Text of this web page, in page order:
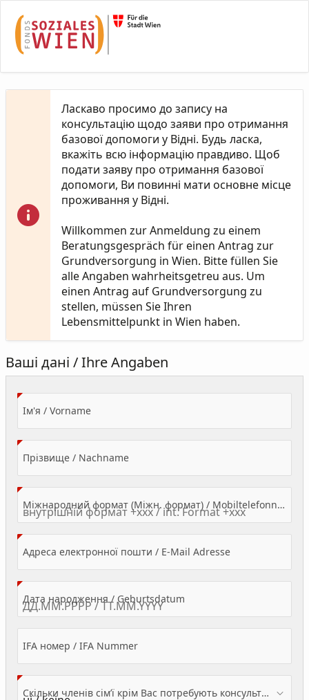
Ласкаво просимо до запису на
консультацію щодо заяви про отримання
базової допомоги у Відні. Будь ласка,
вкажіть всю інформацію правдиво. Щоб
подати заяву про отримання базової
допомоги, Ви повинні мати основне місце
проживання у Відні.
Willkommen zur Anmeldung zu einem
Beratungsgespräch für einen Antrag zur
Grundversorgung in Wien. Bitte füllen Sie
alle Angaben wahrheitsgetreu aus. Um
einen Antrag auf Grundversorgung zu
stellen, müssen Sie Ihren
Lebensmittelpunkt in Wien haben.
Ваші дані / Ihre Angaben
Ім'я / Vorname(Value Required)
Прізвище / Nachname(Value Required)
Міжнародний формат (Міжн. формат) / Mobiltelefonnummer
Адреса електронної пошти / E-Mail Adresse(Value Required)
Дата народження / Geburtsdatum
IFA номер / IFA Nummer
Скільки членів сім’ї крім Вас потребують консультації? / Wieviele Familienmitglieder brauchen Beratung - zusätzlich zu Ihnen?